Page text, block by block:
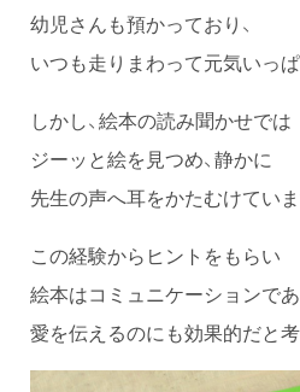
幼児さんも預かっており、
いつも走りまわって元気いっぱ
しかし、絵本の読み聞かせでは
ジーッと絵を見つめ、静かに
先生の声へ耳をかたむけていま
この経験からヒントをもらい
絵本はコミュニケーションで
愛を伝えるのにも効果的だと考